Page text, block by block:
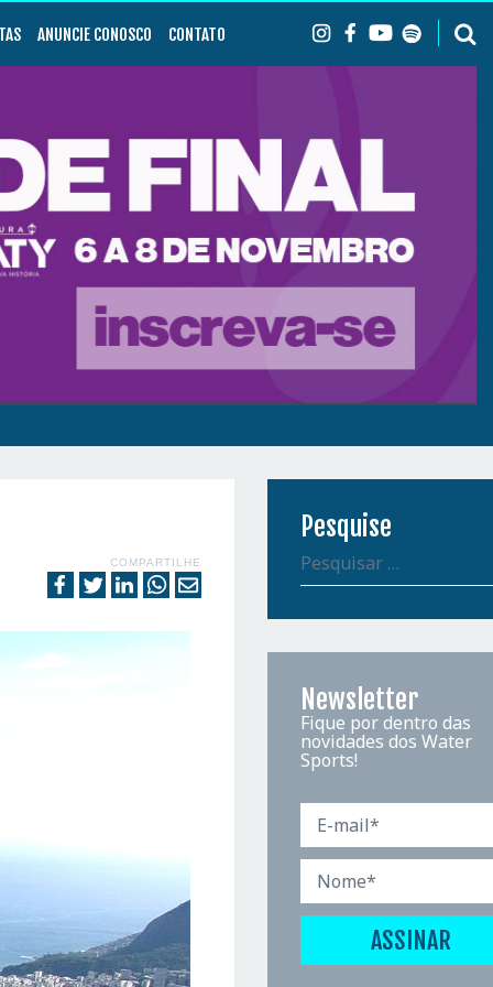
ANUNCIE CONOSCO CONTATO
COMPARTILHE
Pesquise
Newsletter
Fique por dentro das
novidades dos Water
Sports!